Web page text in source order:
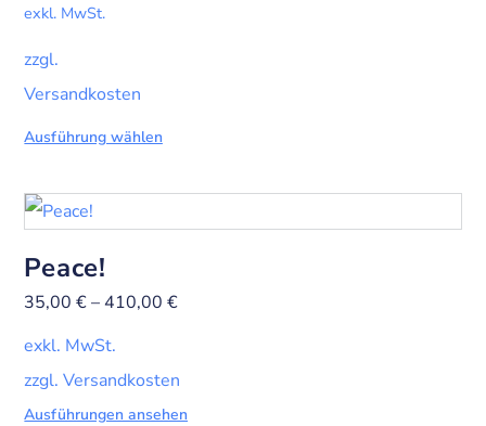
exkl. MwSt.
zzgl.
Versandkosten
Ausführung wählen
Peace!
35,00€– 410,00€
exkl. MwSt.
zzgl. Versandkosten
Ausführungen ansehen